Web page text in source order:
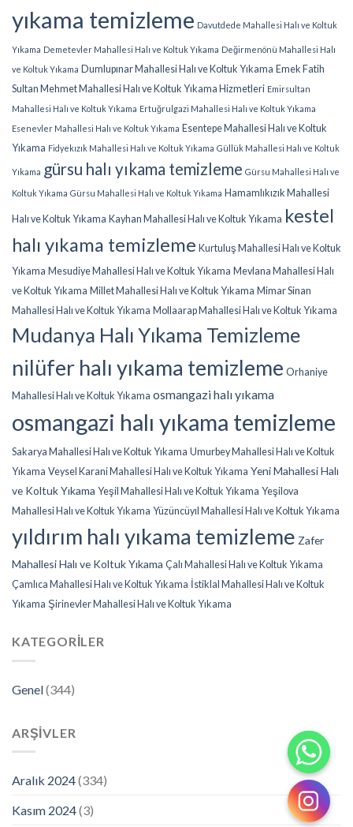
yıkama temizleme Davutdede Mahallesi Halı ve Koltuk
Yıkama Demetevler Mahallesi Halı ve Koltuk Yıkama Değirmenönü Mahallesi Halı
ve Koltuk Yıkama Dumlupınar Mahallesi Halı ve Koltuk Yıkama Emek Fatih
Sultan Mehmet Mahallesi Halı ve Koltuk Yıkama Hizmetleri Emirsultan
Mahallesi Halı ve Koltuk Yıkama Ertuğrulgazi Mahallesi Halı ve Koltuk Yıkama
Esenevler Mahallesi Halı ve Koltuk Yıkama Esentepe Mahallesi Halı ve Koltuk
Yıkama Fidyekızık Mahallesi Halı ve Koltuk Yıkama Güllük Mahallesi Halı ve Koltuk
Yıkama gürsu halı yıkama temizleme Gürsu Mahallesi Halı ve
Koltuk Yıkama Gürsu Mahallesi Halı ve Koltuk Yıkama Hamamlıkızık Mahallesi
Halı ve Koltuk Yıkama Kayhan Mahallesi Halı ve Koltuk Yıkama kestel
halı yıkama temizleme Kurtuluş Mahallesi Halı ve Koltuk
Yıkama Mesudiye Mahallesi Halı ve Koltuk Yıkama Mevlana Mahallesi Halı
ve Koltuk Yıkama Millet Mahallesi Halı ve Koltuk Yıkama Mimar Sinan
Mahallesi Halı ve Koltuk Yıkama Mollaarap Mahallesi Halı ve Koltuk Yıkama
Mudanya Halı Yıkama Temizleme
nilüfer halı yıkama temizleme Orhaniye
Mahallesi Halı ve Koltuk Yıkama osmangazi halı yıkama
osmangazi halı yıkama temizleme
Sakarya Mahallesi Halı ve Koltuk Yıkama Umurbey Mahallesi Halı ve Koltuk
Yıkama Veysel Karani Mahallesi Halı ve Koltuk Yıkama Yeni Mahallesi Halı
ve Koltuk Yıkama Yeşil Mahallesi Halı ve Koltuk Yıkama Yeşilova
Mahallesi Halı ve Koltuk Yıkama Yüzüncüyıl Mahallesi Halı ve Koltuk Yıkama
yıldırım halı yıkama temizleme Zafer
Mahallesi Halı ve Koltuk Yıkama Çalı Mahallesi Halı ve Koltuk Yıkama
Çamlıca Mahallesi Halı ve Koltuk Yıkama İstiklal Mahallesi Halı ve Koltuk
Yıkama Şirinevler Mahallesi Halı ve Koltuk Yıkama
KATEGORILER
Genel(344)
ARŞIVLER
Aralık 2024(334)
Kasım 2024(3)